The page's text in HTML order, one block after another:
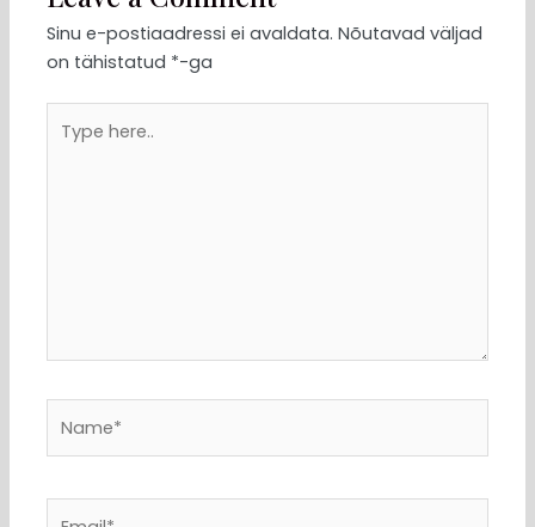
Sinu e-postiaadressi ei avaldata. Nõutavad väljad
on tähistatud *-ga
here..